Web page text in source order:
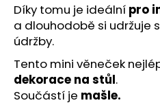
Díky tomu je ideální pro
a dlouhodobě si udržuje
údržby.
Tento mini věneček
dekorace na stůl.
Součástí je mašle.
e
NĚHA
-
PRŮMĚR
VĚNCE
30